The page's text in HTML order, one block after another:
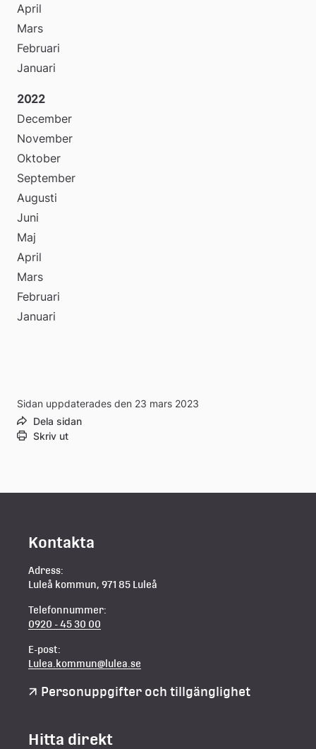
April
Mars
Februari
Januari
2022
December
November
Oktober
September
Augusti
Juni
Maj
April
Mars
Februari
Januari
Sidan uppdaterades den 23 mars 2023
Dela sidan
Skriv ut
Kontakta
Adress:
Luleå kommun, 971 85 Luleå
Telefonnummer:
0920 - 45 30 00
E-post:
Lulea.kommun@lulea.se
Personuppgifter och tillgänglighet
Hitta direkt